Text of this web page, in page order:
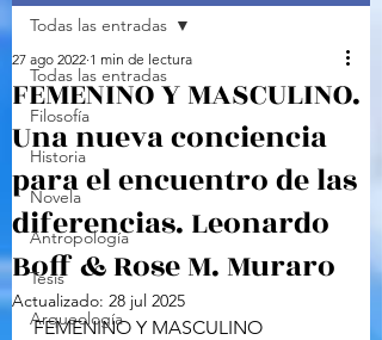
Todas las entradas
Filosofía
Historia
Novela
Antropología
Tesis
Arqueología
Todas las entradas
FEMENINO Y MASCULINO.
Una nueva conciencia
para el encuentro de las
diferencias. Leonardo
Boff & Rose M. Muraro
27 ago 2022 1 min de lectura
Actualizado: 28 jul 2025
FEMENINO Y MASCULINO